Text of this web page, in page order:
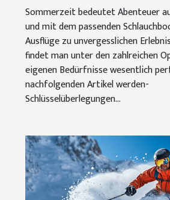
Sommerzeit bedeutet Abenteuer
und mit dem passenden
Ausflüge zu unvergesslichen
findet man unter den zahlreichen
eigenen Bedürfnisse wesentlich
nachfolgenden Artikel werden-
Schlüsselüberlegungen...